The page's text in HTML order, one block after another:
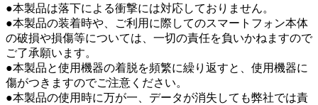
●本製品は落下による衝撃には対応しておりません。
●本製品の装着時や、ご利用に際してのスマートフォン本体
の破損や損傷等については、一切の責任を負いかねますので
ご了承願います。
●本製品と使用機器の着脱を頻繁に繰り返すと、使用機器に
傷がつきますのでご注意ください。
●本製品の使用時に万が一、データが消失しても弊社では責